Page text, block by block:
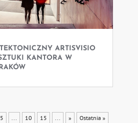
ARTISVISIO
KANTORA W
5 ... 10 15 ... » Ostatnia »